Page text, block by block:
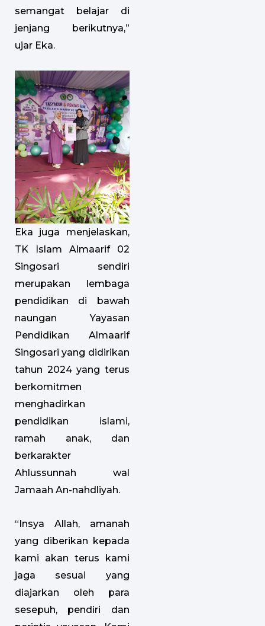
semangat belajar di
jenjang berikutnya,”
ujar Eka.
Eka juga menjelaskan,
TK Islam Almaarif 02
Singosari sendiri
merupakan lembaga
pendidikan di bawah
naungan Yayasan
Pendidikan Almaarif
Singosari yang didirikan
tahun 2024 yang terus
berkomitmen
menghadirkan
pendidikan islami,
ramah anak, dan
berkarakter
Ahlussunnah wal
Jamaah An-nahdliyah.
“Insya Allah, amanah
yang diberikan kepada
kami akan terus kami
jaga sesuai yang
diajarkan oleh para
sesepuh, pendiri dan